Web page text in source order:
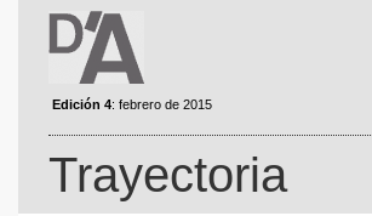
Edición 4: febrero de 2015
Trayectoria